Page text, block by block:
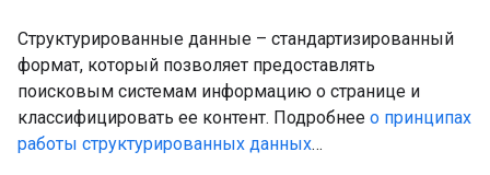
Структурированные данные – стандартизированный
формат, который позволяет предоставлять
поисковым системам информацию о странице и
классифицировать ее контент. Подробнее о принципах
работы структурированных данных…